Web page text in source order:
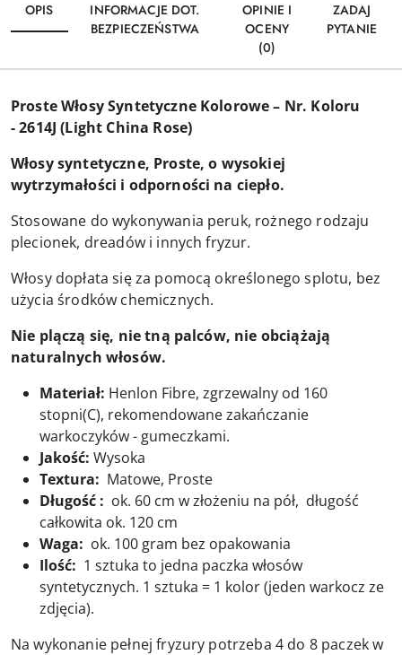
OPIS
INFORMACJE DOT.
BEZPIECZEŃSTWA
OPINIE I
OCENY
(0)
ZADAJ
PYTANIE
Proste Włosy Syntetyczne Kolorowe – Nr. Koloru
-2614J (Light China Rose)
Włosy syntetyczne, Proste, o wysokiej
wytrzymałości i odporności na ciepło.
Stosowane do wykonywania peruk, rożnego rodzaju
plecionek, dreadów i innych fryzur.
Włosy dopłata się za pomocą określonego splotu, bez
użycia środków chemicznych.
Nie plączą się, nie tną palców, nie obciążają
naturalnych włosów.
Materiał: Henlon Fibre, zgrzewalny od 160
stopni(C), rekomendowane zakańczanie
warkoczyków - gumeczkami.
Jakość: Wysoka
Textura: Matowe, Proste
Długość : ok. 60 cm w złożeniu na pół, długość
całkowita ok. 120 cm
Waga: ok. 100 gram bez opakowania
Ilość: 1 sztuka to jedna paczka włosów
syntetycznych. 1 sztuka = 1 kolor (jeden warkocz ze
zdjęcia).
Na wykonanie pełnej fryzury potrzeba 4 do 8 paczek w